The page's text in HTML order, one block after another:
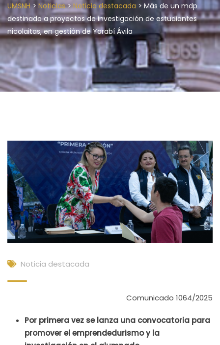
UMSNH> Noticias>Noticia destacada > Más de un mdp
destinado a proyectos de investigación de estudiantes
nicolaitas, en gestión de Yarabí Ávila
Noticia destacada
Comunicado 1064/2025
Por primera vez se lanza una convocatoria para
promover el emprendedurismo y la